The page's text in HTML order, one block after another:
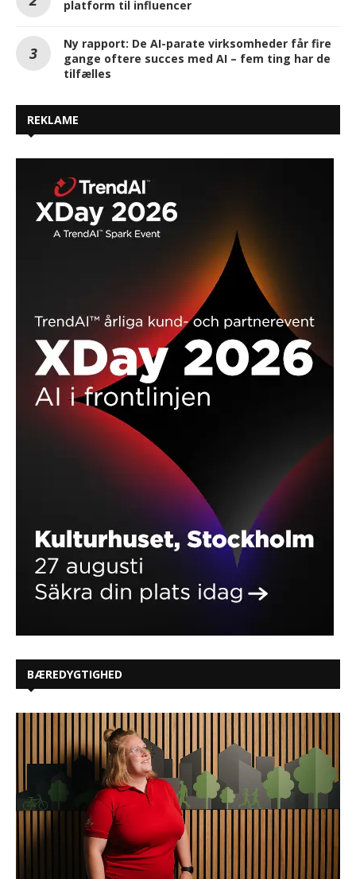
platform til influencer
Ny rapport: De AI-parate virksomheder får fire
gange oftere succes med AI – fem ting har de
tilfælles
REKLAME
BÆREDYGTIGHED